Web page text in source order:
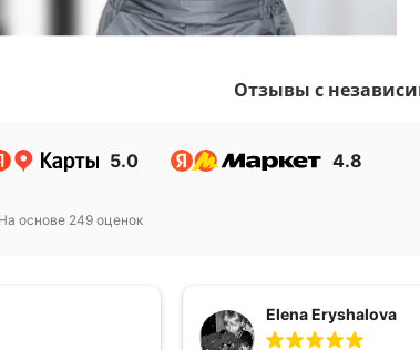
Отзывы с
5.0 4.8
На основе 249 оценок
Elena Eryshalova